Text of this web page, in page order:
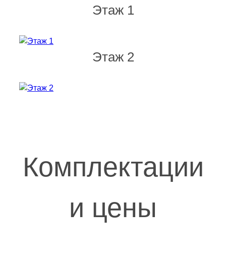
Этаж 1
Этаж 2
Комплектации
и цены